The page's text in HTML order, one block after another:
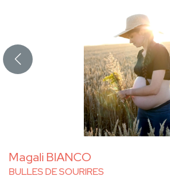
Magali BIANCO
BULLES DE SOURIRES